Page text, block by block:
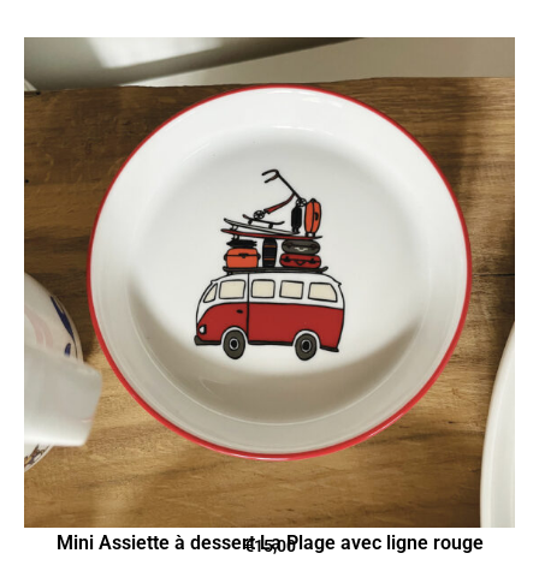
Mini Assiette à dessert La Plage avec ligne rouge
€15,00